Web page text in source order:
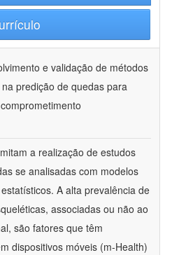
e validação de métodos
predição de quedas para
a realização de estudos
se analisadas com modelos
A alta prevalência de
associadas ou não ao
são fatores que têm
dispositivos móveis (m-Health)